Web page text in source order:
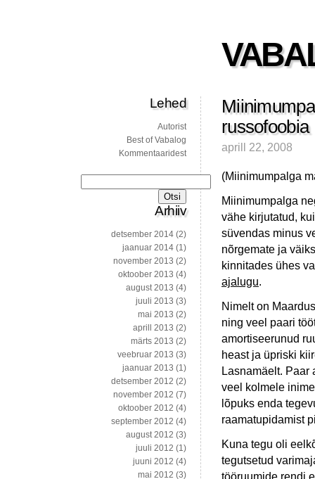
russofoobia
aprill 22, 2008
(Miinimumpalga
Miinimumpalga
vähe kirjutatud,
süvendas minus
nõrgemate ja
kinnitades ühes
ajalugu.
Nimelt on
ning veel paari
amortiseerunud
heast ja üpriski
Lasnamäelt. Paar
veel kolmele
lõpuks enda
raamatupidamist
Kuna tegu oli
tegutsetud
tööruumide rendi
Lehed
Autorist
Best of Vabalog
Kommentaaridest
Arhiiv
detsember 2014 (2)
jaanuar 2014 (1)
november 2013 (2)
oktoober 2013 (4)
august 2013 (4)
juuli 2013 (3)
mai 2013 (2)
aprill 2013 (2)
märts 2013 (2)
veebruar 2013 (3)
jaanuar 2013 (1)
detsember 2012 (2)
november 2012 (7)
oktoober 2012 (4)
september 2012 (4)
august 2012 (3)
juuli 2012 (1)
juuni 2012 (4)
mai 2012 (3)